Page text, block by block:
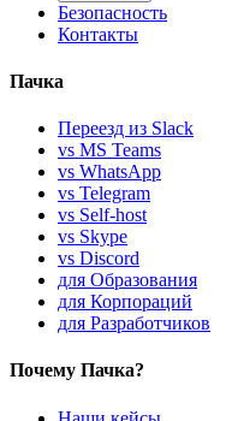
Безопасность
Контакты
Пачка
Переезд из Slack
vs MS Teams
vs WhatsApp
vs Telegram
vs Self-host
vs Skype
vs Discord
для Образования
для Корпораций
для Разработчиков
Почему Пачка?